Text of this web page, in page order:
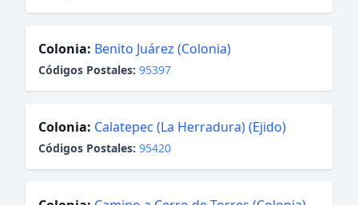
Colonia: Benito Juárez (Colonia)
Códigos Postales: 95397
Colonia: Calatepec (La Herradura) (Ejido)
Códigos Postales: 95420